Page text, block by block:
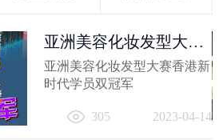
亚洲美容化妆发型大赛
香港新时代...
亚洲美容化妆发型大赛香港新
时代学员双冠军
305 2023-04-14